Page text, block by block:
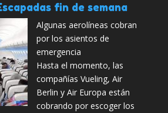
fin de semana
Algunas aerolíneas cobran
por los asientos de
emergencia
Hasta el momento, las
compañías Vueling, Air
Berlin y Air Europa están
cobrando por escoger los